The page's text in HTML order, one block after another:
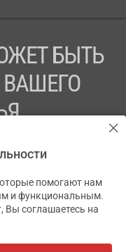
БЫТЬ
ВРАЧОМ
43631965.
помогают нам
и функциональным.
Вы соглашаетесь на
✕